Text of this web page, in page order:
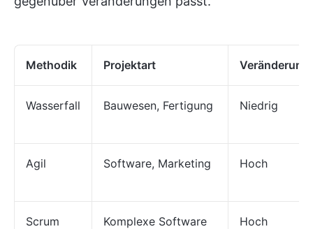
Methodik Projektart
Wasserfall Bauwesen, Fertigung Niedrig
Agil Software, Marketing Hoch
Scrum Komplexe Software Hoch